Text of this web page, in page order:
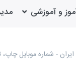
و آموزشی
- شماره موبایل